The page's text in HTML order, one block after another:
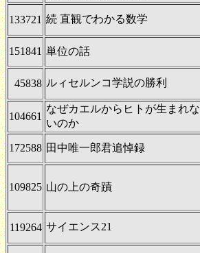
133721 続 直観でわかる数学
151841 単位の話
45838 ルィセルンコ学説の勝利
104661
なぜカエルからヒトが生まれな
いのか
172588 田中唯一郎君追悼録
109825 山の上の奇蹟
119264 サイエンス21